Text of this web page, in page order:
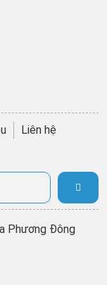
Liên hệ
Phương Đông